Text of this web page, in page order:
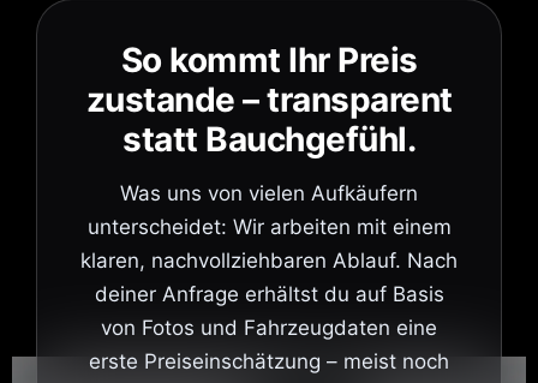
So kommt Ihr Preis
zustande – transparent
statt Bauchgefühl.
Was uns von vielen Aufkäufern
unterscheidet: Wir arbeiten mit einem
klaren, nachvollziehbaren Ablauf. Nach
deiner Anfrage erhältst du auf Basis
von Fotos und Fahrzeugdaten eine
erste Preiseinschätzung – meist noch